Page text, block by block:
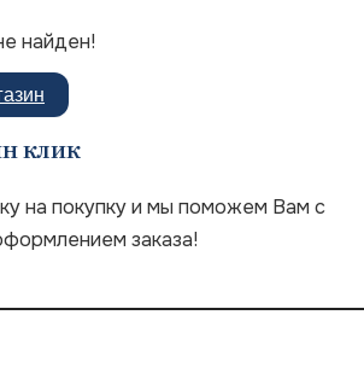
найден!
клик
на покупку и мы поможем Вам с
заказа!